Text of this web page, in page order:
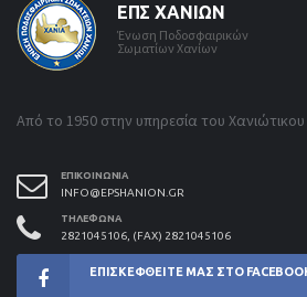
ΕΠΣ ΧΑΝΊΩΝ
Ένωση Ποδοσφαιρικών
Σωματίων Χανίων
Από το 1950 στην υπηρεσία του
ΕΠΙΚΟΙΝΩΝΊΑ
INFO@EPSHANION.GR
ΤΗΛΈΦΩΝΑ
2821045106, (FAX) 2821045106
ΕΠΙΣΚΕΦΘΕΊΤΕ ΜΑΣ ΣΤΟ